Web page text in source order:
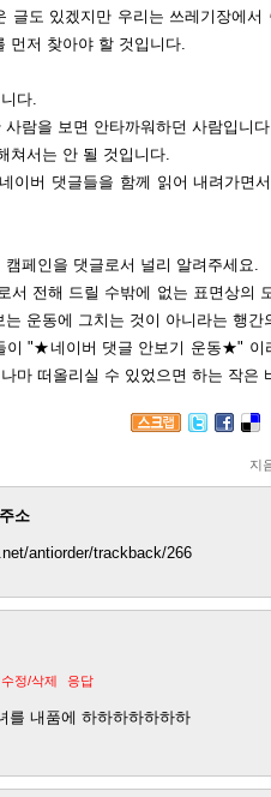
글도 있겠지만 우리는 쓰레기장에
먼저 찾아야 할 것입니다.
다.
람을 보면 안타까워하던 사람입니
쳐서는 안 될 것입니다.
이버 댓글들을 함께 읽어 내려가면
페인을 댓글로서 널리 알려주세요.
서 전해 드릴 수밖에 없는 표면상의
운동에 그치는 것이 아니라는 행간
이 "★네이버 댓글 안보기 운동★" 이
마 떠올리실 수 있었으면 하는 작은
지
소
antiorder/trackback/266
수정/삭제 응답
를 내품에 하하하하하하하